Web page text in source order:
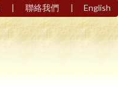
| 聯絡我們 | English